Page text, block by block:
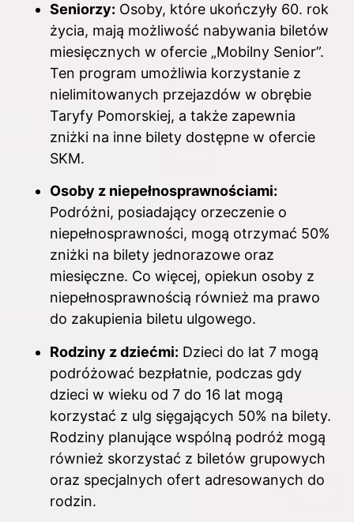
Seniorzy: Osoby, które ukończyły 60. rok
życia, mają możliwość nabywania biletów
miesięcznych w ofercie „Mobilny Senior”.
Ten program umożliwia korzystanie z
nielimitowanych przejazdów w obrębie
Taryfy Pomorskiej, a także zapewnia
zniżki na inne bilety dostępne w ofercie
SKM.
Osoby z niepełnosprawnościami:
Podróżni, posiadający orzeczenie o
niepełnosprawności, mogą otrzymać 50%
zniżki na bilety jednorazowe oraz
miesięczne. Co więcej, opiekun osoby z
niepełnosprawnością również ma prawo
do zakupienia biletu ulgowego.
Rodziny z dziećmi: Dzieci do lat 7 mogą
podróżować bezpłatnie, podczas gdy
dzieci w wieku od 7 do 16 lat mogą
korzystać z ulg sięgających 50% na bilety.
Rodziny planujące wspólną podróż mogą
również skorzystać z biletów grupowych
oraz specjalnych ofert adresowanych do
rodzin.